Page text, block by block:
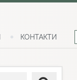
КОНТАКТИ